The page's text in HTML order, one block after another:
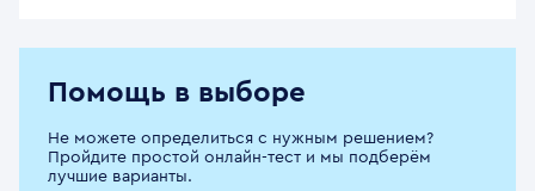
Помощь в выборе
Не можете определиться с нужным решением?
Пройдите простой онлайн-тест и мы подберём
лучшие варианты.